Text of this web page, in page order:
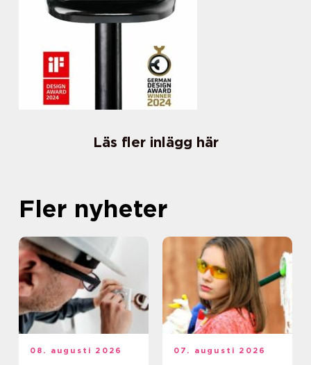
Läs fler inlägg här
Fler nyheter
08. augusti 2026 07. augusti 2026